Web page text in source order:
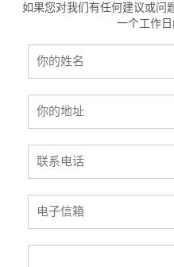
如果您对我们有任何建议或问
一个工作日